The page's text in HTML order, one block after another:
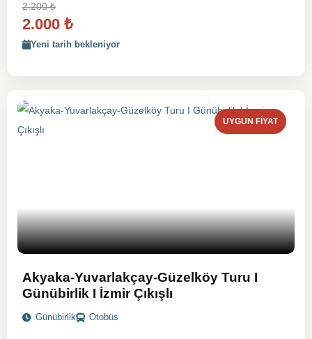
2.200₺
2.000 ₺
Yeni tarih bekleniyor
UYGUN FIYAT
Akyaka-Yuvarlakçay-Güzelköy Turu I
Günübirlik I İzmir Çıkışlı
Günübirlik Otobüs